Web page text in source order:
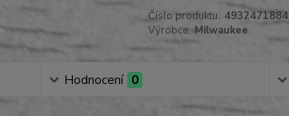
Číslo produktu: 4932471884
Výrobce: Milwaukee
Hodnocení 0